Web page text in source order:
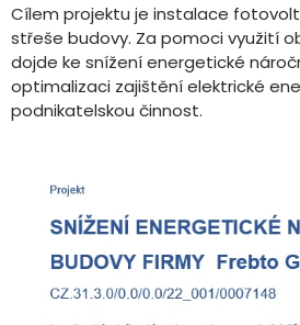
Cílem projektu je instalace
střeše budovy. Za pomoci využití
dojde ke snížení energetické
optimalizaci zajištění elektrické
podnikatelskou činnost.